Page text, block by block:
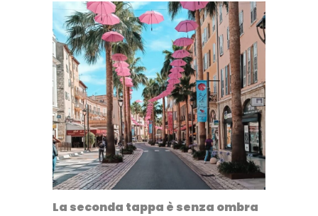
La seconda tappa è senza ombra